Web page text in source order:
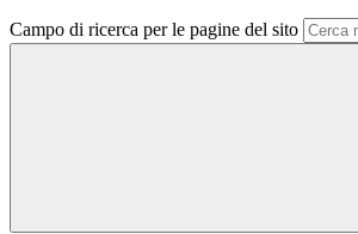
Campo di ricerca per le pagine del sito